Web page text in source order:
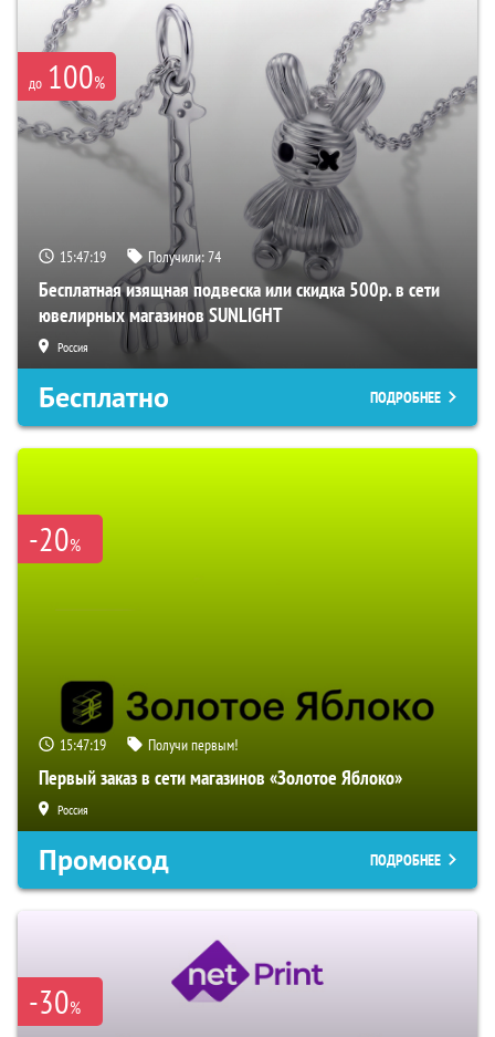
до 100%
15:47:18 Получили:74
Бесплатная изящная подвеска или скидка 500р. в сети
ювелирных магазинов SUNLIGHT
Россия
Бесплатно ПОДРОБНЕЕ
-20%
15:47:18 Получи первым!
Первый заказ в сети магазинов «Золотое Яблоко»
Россия
Промокод ПОДРОБНЕЕ
-30%